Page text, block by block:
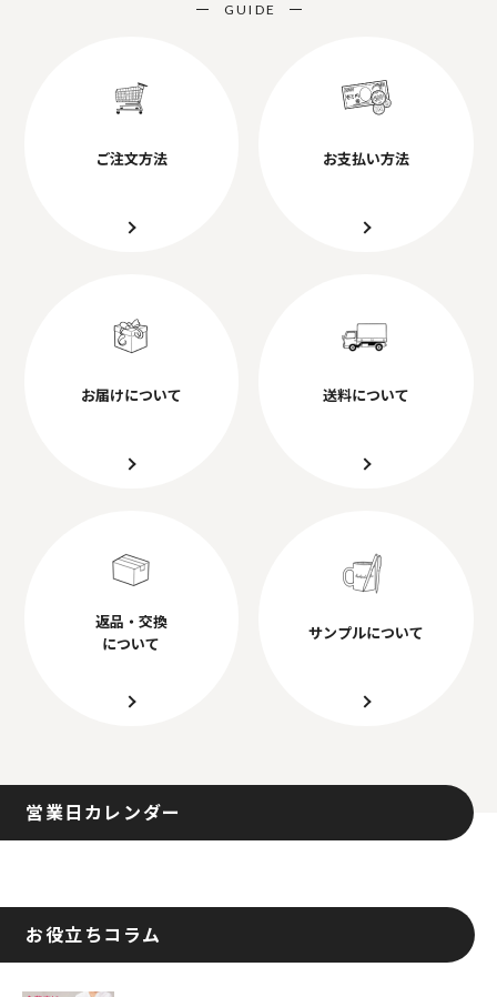
GUIDE
ご注文方法 お支払い方法
お届けについて 送料について
返品・交換
について
サンプルについて
営業日カレンダー
お役立ちコラム